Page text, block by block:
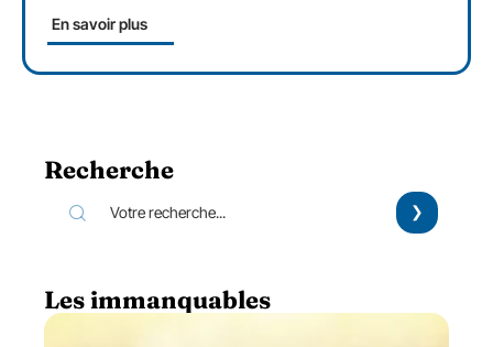
En savoir plus
Recherche
Les immanquables